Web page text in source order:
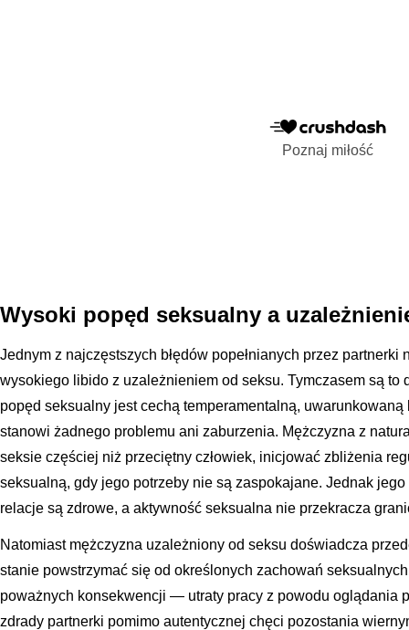
Poznaj miłość
Wysoki popęd seksualny a
Jednym z najczęstszych błędów popełnianych przez
wysokiego libido z uzależnieniem od seksu. Tymczasem są to
popęd seksualny jest cechą temperamentalną,
stanowi żadnego problemu ani zaburzenia. Mężczyzna z
seksie częściej niż przeciętny człowiek, inicjować zbliżenia
seksualną, gdy jego potrzeby nie są zaspokajane. Jednak
relacje są zdrowe, a aktywność seksualna nie przekracza
Natomiast mężczyzna uzależniony od seksu doświadcza
stanie powstrzymać się od określonych zachowań
poważnych konsekwencji — utraty pracy z powodu oglądania
zdrady partnerki pomimo autentycznej chęci pozostania